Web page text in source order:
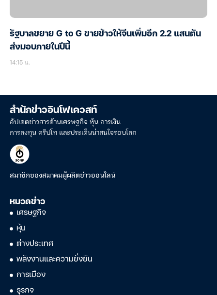
รัฐบาลขยาย G to G ขายข้าวให้จีนเพิ่มอีก 2.2 แสนตัน
ส่งมอบภายในปีนี้
14:15 น.
สำนักข่าวอินโฟเควสท์
อัปเดตข่าวสารด้านเศรษฐกิจ หุ้น การเงิน
การลงทุน คริปโท และประเด็นน่าสนใจรอบโลก
สมาชิกของสมาคมผู้ผลิตข่าวออนไลน์
หมวดข่าว
เศรษฐกิจ
หุ้น
ต่างประเทศ
พลังงานและความยั่งยืน
การเมือง
ธุรกิจ